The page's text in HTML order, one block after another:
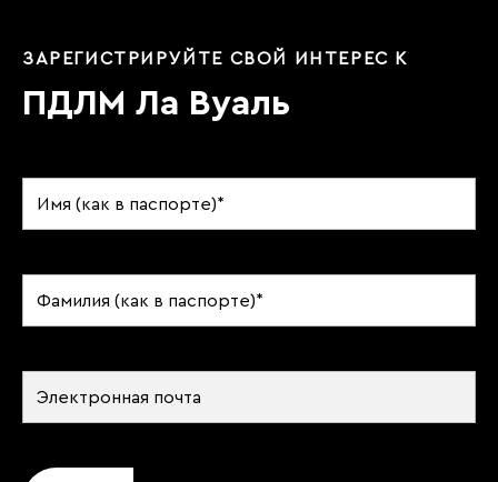
ЗАРЕГИСТРИРУЙТЕ СВОЙ ИНТЕРЕС К
ПДЛМ Ла Вуаль